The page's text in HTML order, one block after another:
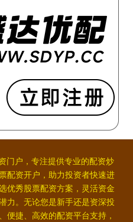
门户，专注提供专业的配资炒
配资开户，助力投资者快速进
优秀股票配资方案，灵活资金
力。无论您是新手还是资深投
便捷、高效的配资平台支持，